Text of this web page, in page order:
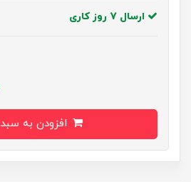
ارسال 7 روز کاری